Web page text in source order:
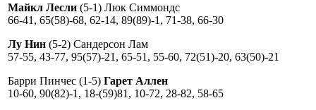
Майкл Лесли (5-1) Люк Симмондс
66-41, 65(58)-68, 62-14, 89(89)-1, 71-38, 66-30
Лу Нин (5-2) Сандерсон Лам
57-55, 43-77, 95(57)-21, 65-51, 55-60, 72(51)-20, 63(50)-21
Барри Пинчес (1-5) Гарет Аллен
10-60, 90(82)-1, 18-(59)81, 10-72, 28-82, 58-65